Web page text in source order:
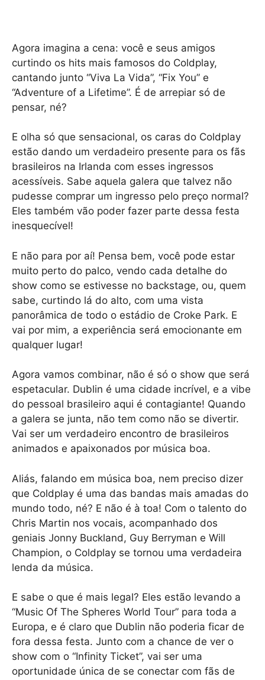
Agora imagina a cena: você e seus amigos
curtindo os hits mais famosos do Coldplay,
cantando junto “Viva La Vida”, “Fix You” e
“Adventure of a Lifetime”. É de arrepiar só de
pensar, né?
E olha só que sensacional, os caras do Coldplay
estão dando um verdadeiro presente para os fãs
brasileiros na Irlanda com esses ingressos
acessíveis. Sabe aquela galera que talvez não
pudesse comprar um ingresso pelo preço normal?
Eles também vão poder fazer parte dessa festa
inesquecível!
E não para por aí! Pensa bem, você pode estar
muito perto do palco, vendo cada detalhe do
show como se estivesse no backstage, ou, quem
sabe, curtindo lá do alto, com uma vista
panorâmica de todo o estádio de Croke Park. E
vai por mim, a experiência será emocionante em
qualquer lugar!
Agora vamos combinar, não é só o show que será
espetacular. Dublin é uma cidade incrível, e a vibe
do pessoal brasileiro aqui é contagiante! Quando
a galera se junta, não tem como não se divertir.
Vai ser um verdadeiro encontro de brasileiros
animados e apaixonados por música boa.
Aliás, falando em música boa, nem preciso dizer
que Coldplay é uma das bandas mais amadas do
mundo todo, né? E não é à toa! Com o talento do
Chris Martin nos vocais, acompanhado dos
geniais Jonny Buckland, Guy Berryman e Will
Champion, o Coldplay se tornou uma verdadeira
lenda da música.
E sabe o que é mais legal? Eles estão levando a
“Music Of The Spheres World Tour” para toda a
Europa, e é claro que Dublin não poderia ficar de
fora dessa festa. Junto com a chance de ver o
show com o “Infinity Ticket”, vai ser uma
oportunidade única de se conectar com fãs de